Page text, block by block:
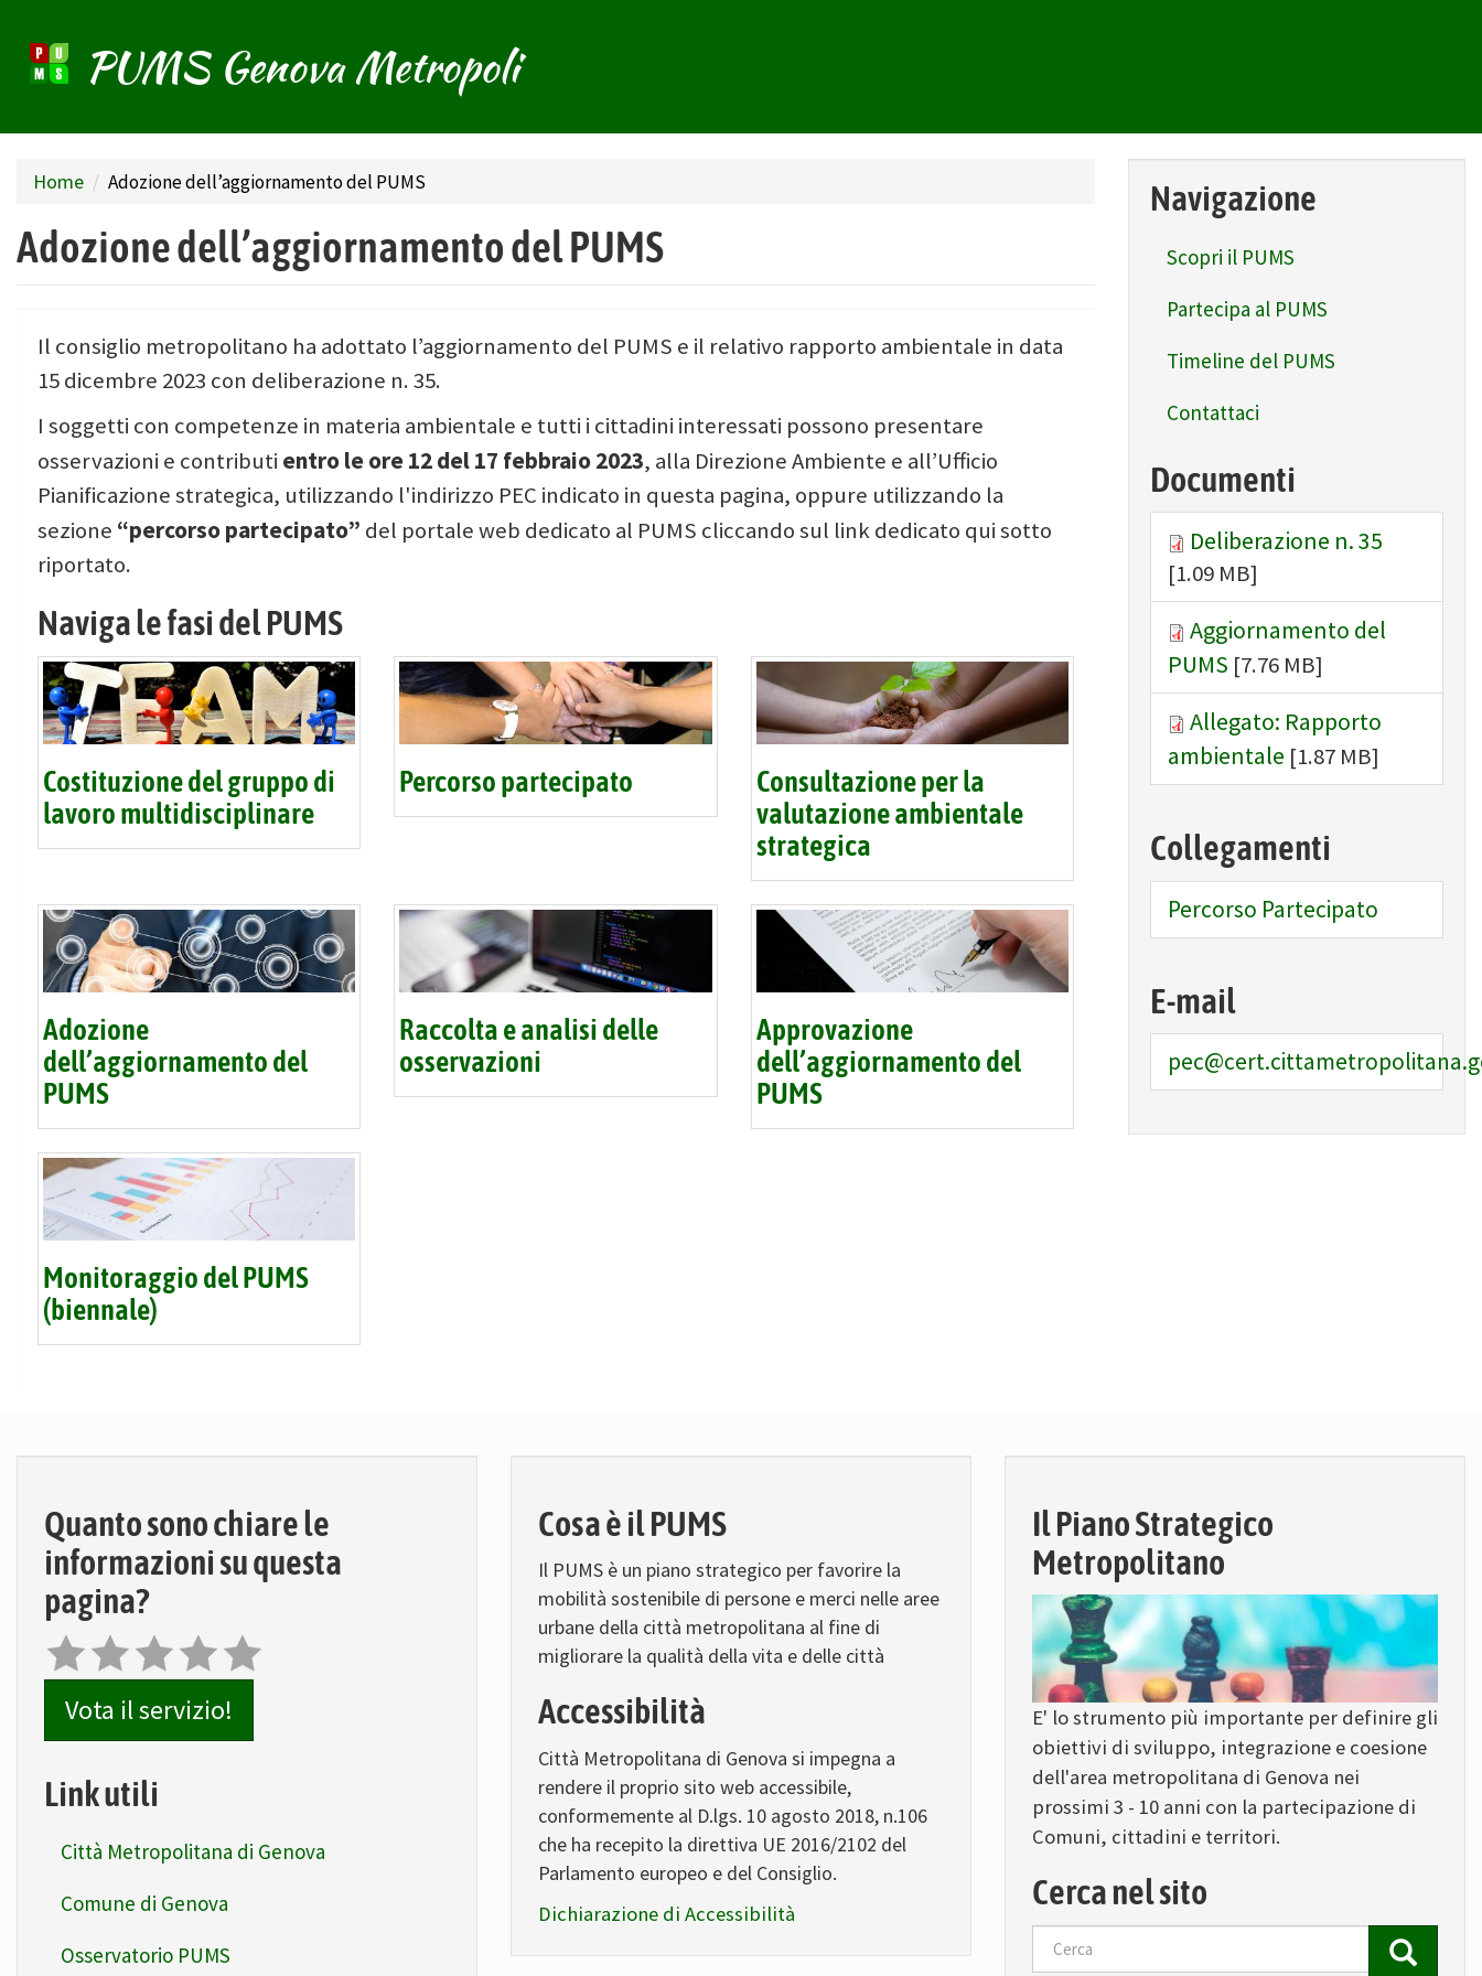
Salta
contenuto
PUMS Genova Metropoli
Home Adozione dell’aggiornamento del PUMS
Adozione dell’aggiornamento del PUMS
Il consiglio metropolitano ha adottato l’aggiornamento del PUMS e il relativo rapporto ambientale in data
15 dicembre 2023 con deliberazione n. 35.
I soggetti con competenze in materia ambientale e tutti i cittadini interessati possono presentare
osservazioni e contributi entro le ore 12 del 17 febbraio 2023, alla Direzione Ambiente e all’Ufficio
Pianificazione strategica, utilizzando l'indirizzo PEC indicato in questa pagina, oppure utilizzando la
sezione “percorso partecipato” del portale web dedicato al PUMS cliccando sul link dedicato qui sotto
riportato.
Naviga le fasi del PUMS
Costituzione del gruppo di
lavoro multidisciplinare
Percorso partecipato
Consultazione per la
valutazione ambientale
strategica
Adozione
dell’aggiornamento del
PUMS
Raccolta e analisi delle
osservazioni
Approvazione
dell’aggiornamento del
PUMS
Monitoraggio del PUMS
(biennale)
Navigazione
Scopri il PUMS
Partecipa al PUMS
Timeline del PUMS
Contattaci
Documenti
Deliberazione n. 35
[1.09 MB]
Aggiornamento del
PUMS [7.76 MB]
Allegato: Rapporto
ambientale [1.87 MB]
Collegamenti
Percorso Partecipato
E-mail
Quanto sono chiare le
informazioni su questa
pagina?
Vota il servizio!
Link utili
Città Metropolitana di Genova
Comune di Genova
Osservatorio PUMS
Cosa è il PUMS
Il PUMS è un piano strategico per favorire la
mobilità sostenibile di persone e merci nelle aree
urbane della città metropolitana al fine di
migliorare la qualità della vita e delle città
Accessibilità
Città Metropolitana di Genova si impegna a
rendere il proprio sito web accessibile,
conformemente al D.lgs. 10 agosto 2018, n.106
che ha recepito la direttiva UE 2016/2102 del
Parlamento europeo e del Consiglio.
Dichiarazione di Accessibilità
Il Piano Strategico
Metropolitano
E' lo strumento più importante per definire gli
obiettivi di sviluppo, integrazione e coesione
dell'area metropolitana di Genova nei
prossimi 3 - 10 anni con la partecipazione di
Comuni, cittadini e territori.
Cerca nel sito